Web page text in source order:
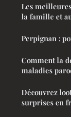
Les
la famille et
Perpignan :
Comment la
maladies
Découvrez
surprises en